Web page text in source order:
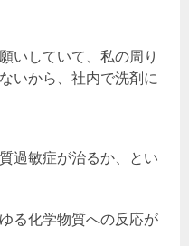
いしていて、私の周り
いから、社内で洗剤に
過敏症が治るか、とい
る化学物質への反応が